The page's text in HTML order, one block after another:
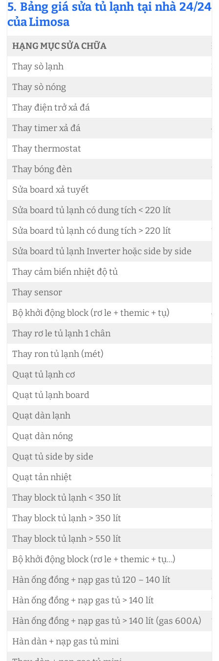
5. Bảng giá sửa tủ lạnh tại nhà 24/24
của Limosa
HẠNG MỤC SỬA CHỮA
Thay sò lạnh
Thay sò nóng
Thay điện trở xả đá
Thay timer xả đá
Thay thermostat
Thay bóng đèn
Sửa board xả tuyết
Sửa board tủ lạnh có dung tích < 220 lít
Sửa board tủ lạnh có dung tích > 220 lít
Sửa board tủ lạnh Inverter hoặc side by side
Thay cảm biến nhiệt độ tủ
Thay sensor
Bộ khởi động block (rơ le + themic + tụ)
Thay rơ le tủ lạnh 1 chân
Thay ron tủ lạnh (mét)
Quạt tủ lạnh cơ
Quạt tủ lạnh board
Quạt dàn lạnh
Quạt dàn nóng
Quạt tủ side by side
Quạt tản nhiệt
Thay block tủ lạnh < 350 lít
Thay block tủ lạnh > 350 lít
Thay block tủ lạnh > 550 lít
Bộ khởi động block (rơ le + themic + tụ…)
Hàn ống đồng + nạp gas tủ 120 – 140 lít
Hàn ống đồng + nạp gas tủ > 140 lít
Hàn ống đồng + nạp gas tủ > 140 lít (gas 600A)
Hàn dàn + nạp gas tủ mini